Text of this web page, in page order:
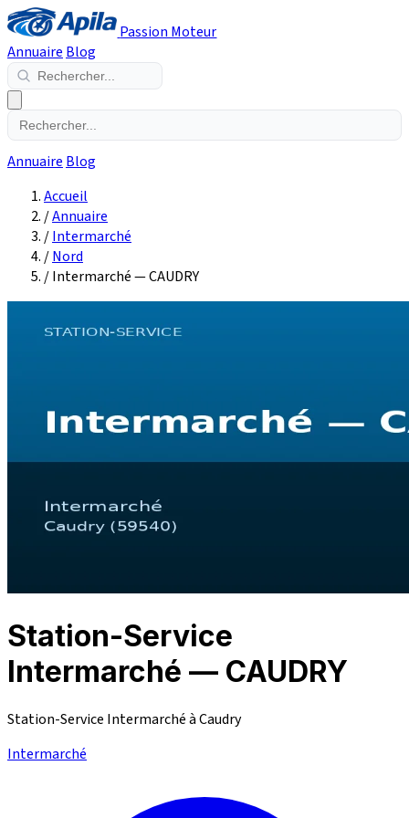
Passion Moteur
Annuaire Blog
Annuaire Blog
Accueil
/Annuaire
/Intermarché
/Nord
/Intermarché — CAUDRY
Station-Service
Intermarché — CAUDRY
Station-Service Intermarché à Caudry
Intermarché